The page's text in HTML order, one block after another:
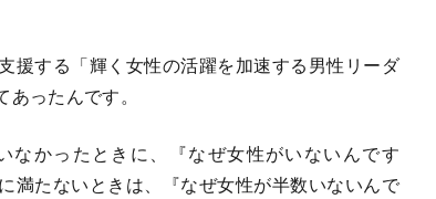
する「輝く女性の活躍を加速する男性リーダ
ったんです。
かったときに、『なぜ女性がいないんです
満たないときは、『なぜ女性が半数いないんで